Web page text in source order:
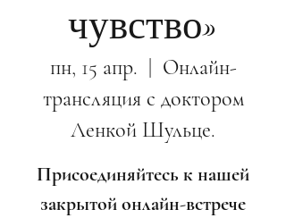
чувство»
пн, 15 апр.
Онлайн-
трансляция с доктором
Ленкой Шульце.
Присоединяйтесь к нашей
закрытой онлайн-встрече